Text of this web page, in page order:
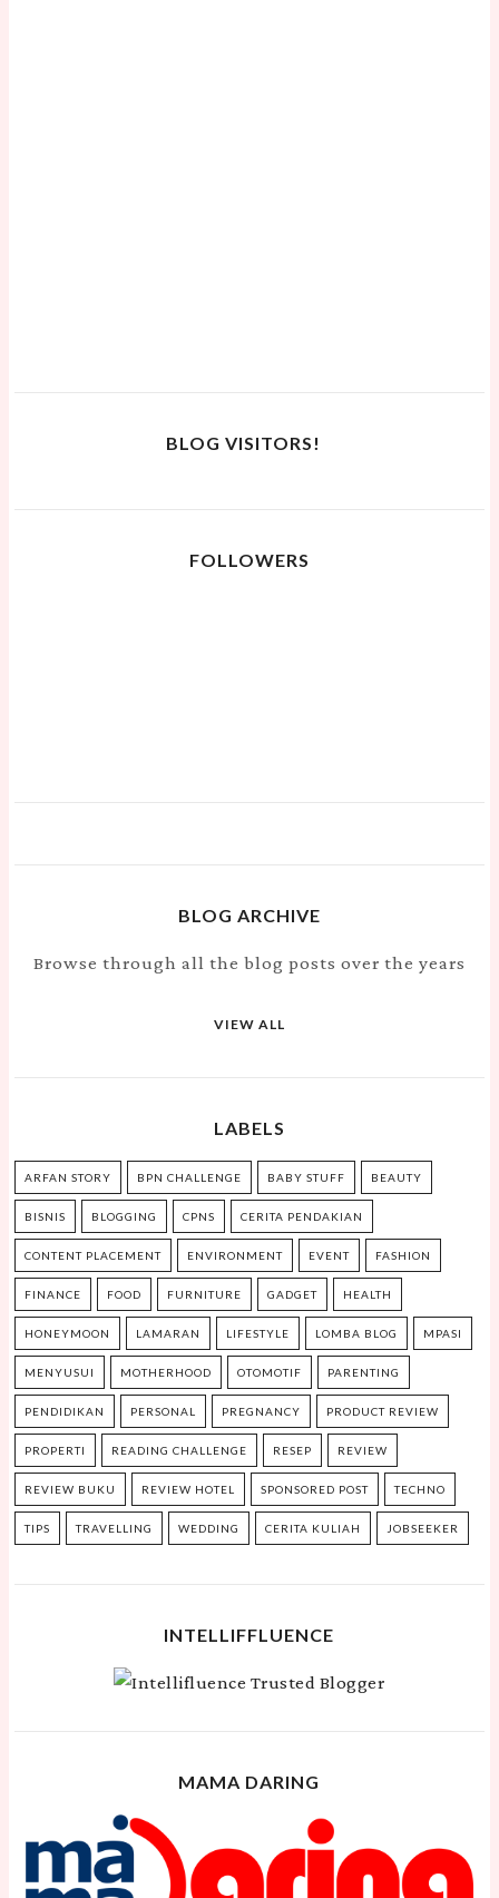
BLOG VISITORS!
FOLLOWERS
BLOG ARCHIVE
Browse through all the blog posts over the years
VIEW ALL
LABELS
ARFAN STORY BPN CHALLENGE BABY STUFF BEAUTY
BISNIS BLOGGING CPNS CERITA PENDAKIAN
CONTENT PLACEMENT ENVIRONMENT EVENT FASHION
FINANCE FOOD FURNITURE GADGET HEALTH
HONEYMOON LAMARAN LIFESTYLE LOMBA BLOG MPASI
MENYUSUI MOTHERHOOD OTOMOTIF PARENTING
PENDIDIKAN PERSONAL PREGNANCY PRODUCT REVIEW
PROPERTI READING CHALLENGE RESEP REVIEW
REVIEW BUKU REVIEW HOTEL SPONSORED POST TECHNO
TIPS TRAVELLING WEDDING CERITA KULIAH JOBSEEKER
INTELLIFFLUENCE
MAMA DARING